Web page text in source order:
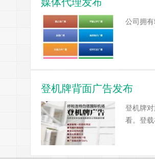
公司拥
登机牌背面广告发布
登机牌
看。登